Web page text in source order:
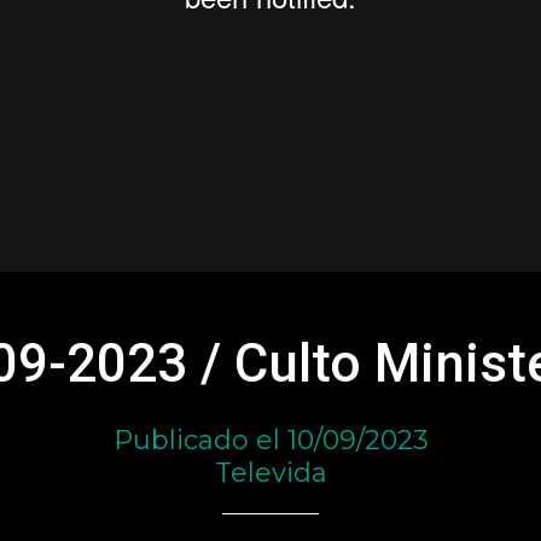
2023 / Culto
Publicado el 10/09/2023
Televida